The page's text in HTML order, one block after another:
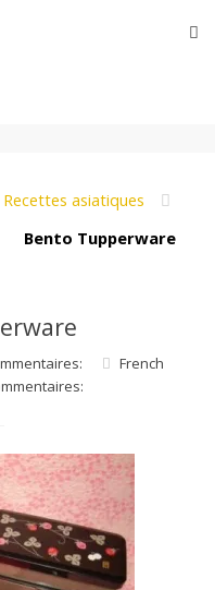
Recettes asiatiques
Bento Tupperware
French